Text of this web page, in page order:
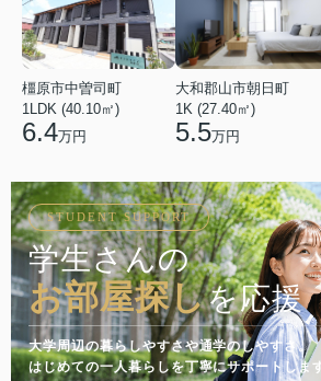
橿原市中曽司町
1LDK (40.10㎡)
6.4万円
大和郡山市朝日町
1K (27.40㎡)
5.5万円
STUDENT SUPPORT
学生さんの
お部屋探しを応援
大学周辺の暮らしやすさや通学のしやすさ。
はじめての一人暮らしを丁寧にサポートしま